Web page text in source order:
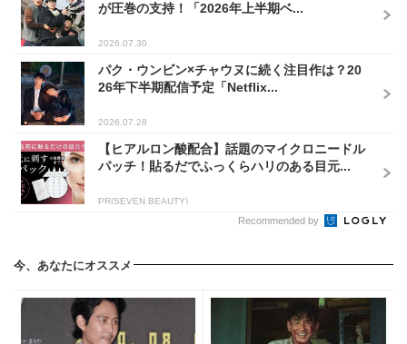
が圧巻の支持！「2026年上半期ベ...
2026.07.30
パク・ウンビン×チャウヌに続く注目作は？20
26年下半期配信予定「Netflix...
2026.07.28
【ヒアルロン酸配合】話題のマイクロニードル
パッチ！貼るだでふっくらハリのある目元...
PR(SEVEN BEAUTY)
Recommended by
今、あなたにオススメ